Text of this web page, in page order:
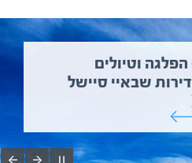
הפלגה וטיולים
שבאיי סיישל